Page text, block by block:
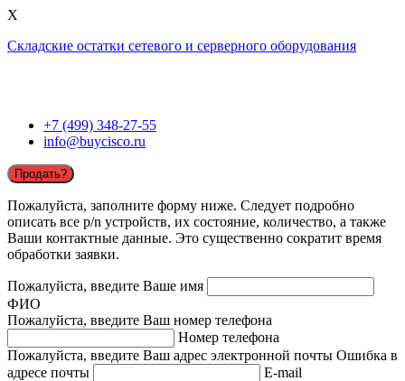
X
Складские остатки сетевого и серверного оборудования
+7 (499) 348-27-55
info@buycisco.ru
Продать?
Пожалуйста, заполните форму ниже. Следует подробно
описать все p/n устройств, их состояние, количество, а также
Ваши контактные данные. Это существенно сократит время
обработки заявки.
Пожалуйста, введите Ваше имя
ФИО
Пожалуйста, введите Ваш номер телефона
Номер телефона
Пожалуйста, введите Ваш адрес электронной почты Ошибка в
адресе почты
E-mail